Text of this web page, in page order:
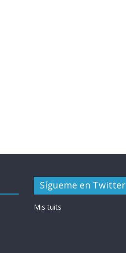
Sígueme en Twitter
Mis tuits